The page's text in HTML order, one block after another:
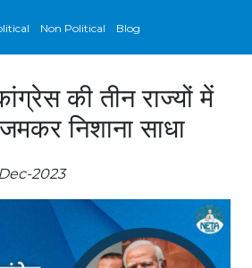
Non Political Blog
की तीन राज्यों में
निशाना साधा
2023